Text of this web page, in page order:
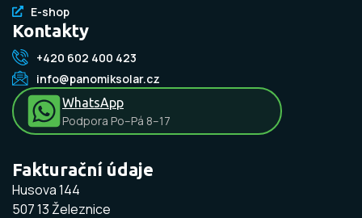
E-shop
Kontakty
+420 602 400 423
info@panomiksolar.cz
WhatsApp
Podpora Po–Pá 8–17
Fakturační údaje
Husova 144
507 13 Železnice